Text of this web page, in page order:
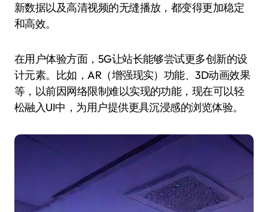
新数据以及高清视频的无缝播放，都变得更加稳定
和高效。
在用户体验方面，5G让站长能够尝试更多创新的设
计元素。比如，AR（增强现实）功能、3D动画效果
等，以前因网络限制难以实现的功能，现在可以轻
松融入UI中，为用户提供更具沉浸感的浏览体验。